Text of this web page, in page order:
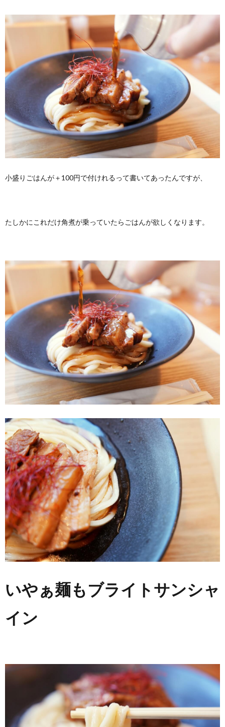
小盛りごはんが＋100円で付けれるって書いてあったんですが、
たしかにこれだけ角煮が乗っていたらごはんが欲しくなります。
いやぁ麺もブライトサンシャ
イン